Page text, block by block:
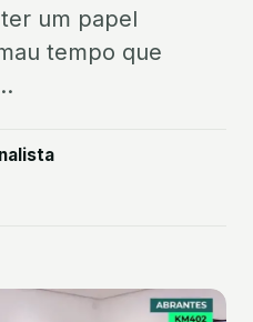
um papel
tempo que